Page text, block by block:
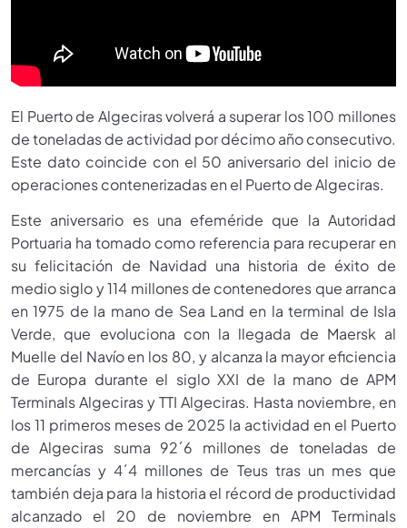
El Puerto de Algeciras volverá a superar los 100 millones
de toneladas de actividad por décimo año consecutivo.
Este dato coincide con el 50 aniversario del inicio de
operaciones contenerizadas en el Puerto de Algeciras.
Este aniversario es una efeméride que la Autoridad
Portuaria ha tomado como referencia para recuperar en
su felicitación de Navidad una historia de éxito de
medio siglo y 114 millones de contenedores que arranca
en 1975 de la mano de Sea Land en la terminal de Isla
Verde, que evoluciona con la llegada de Maersk al
Muelle del Navío en los 80, y alcanza la mayor eficiencia
de Europa durante el siglo XXI de la mano de APM
Terminals Algeciras y TTI Algeciras. Hasta noviembre, en
los 11 primeros meses de 2025 la actividad en el Puerto
de Algeciras suma 92´6 millones de toneladas de
mercancías y 4´4 millones de Teus tras un mes que
también deja para la historia el récord de productividad
alcanzado el 20 de noviembre en APM Terminals